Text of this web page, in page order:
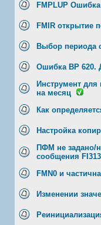
FMPLUP Ошибка
FMIR открытие
Выбор периода
Ошибка BP 620.
Инструмент
на месяц
Как
Настройка
ПФМ не задано/
сообщения FI313
FMN0 и
Изменении